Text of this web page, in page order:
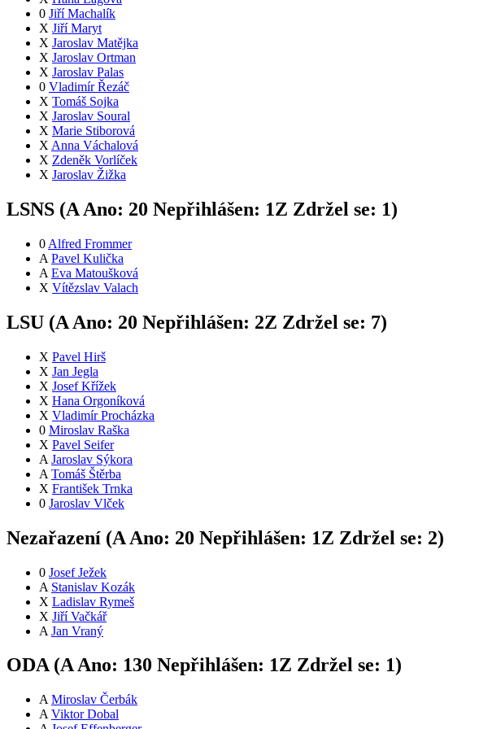
0 Jiří Machalík
X Jiří Maryt
X Jaroslav Matějka
X Jaroslav Ortman
X Jaroslav Palas
0 Vladimír Řezáč
X Tomáš Sojka
X Jaroslav Soural
X Marie Stiborová
X Anna Váchalová
X Zdeněk Vorlíček
X Jaroslav Žižka
LSNS (A Ano: 20 Nepřihlášen: 1Z Zdržel se: 1)
0 Alfred Frommer
A Pavel Kulička
A Eva Matoušková
X Vítězslav Valach
LSU (A Ano: 20 Nepřihlášen: 2Z Zdržel se: 7)
X Pavel Hirš
X Jan Jegla
X Josef Křížek
X Hana Orgoníková
X Vladimír Procházka
0 Miroslav Raška
X Pavel Seifer
A Jaroslav Sýkora
A Tomáš Štěrba
X František Trnka
0 Jaroslav Vlček
Nezařazení (A Ano: 20 Nepřihlášen: 1Z Zdržel se: 2)
0 Josef Ježek
A Stanislav Kozák
X Ladislav Rymeš
X Jiří Vačkář
A Jan Vraný
ODA (AAno: 130 Nepřihlášen: 1Z Zdržel se: 1)
A Miroslav Čerbák
A Viktor Dobal